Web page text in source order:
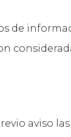
de